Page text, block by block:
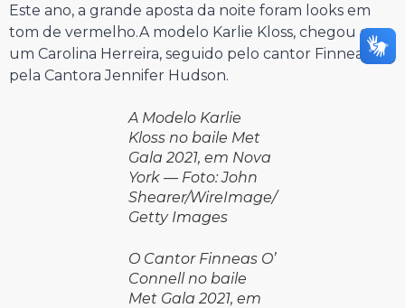
Este ano, a grande aposta da noite foram looks em
tom de vermelho.A modelo Karlie Kloss, chegou em
um Carolina Herreira, seguido pelo cantor Finneas e
pela Cantora Jennifer Hudson.
A Modelo Karlie
Kloss no baile Met
Gala 2021, em Nova
York — Foto: John
Shearer/WireImage/
Getty Images
O Cantor Finneas O’
Connell no baile
Met Gala 2021, em